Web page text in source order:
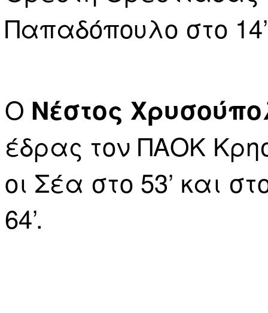
Παπαδόπουλο στο
Ο Νέστος
έδρας τον ΠΑΟΚ
οι Σέα στο 53’ και
64’.